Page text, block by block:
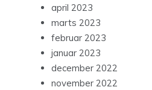
april 2023
marts 2023
februar 2023
januar 2023
december 2022
november 2022